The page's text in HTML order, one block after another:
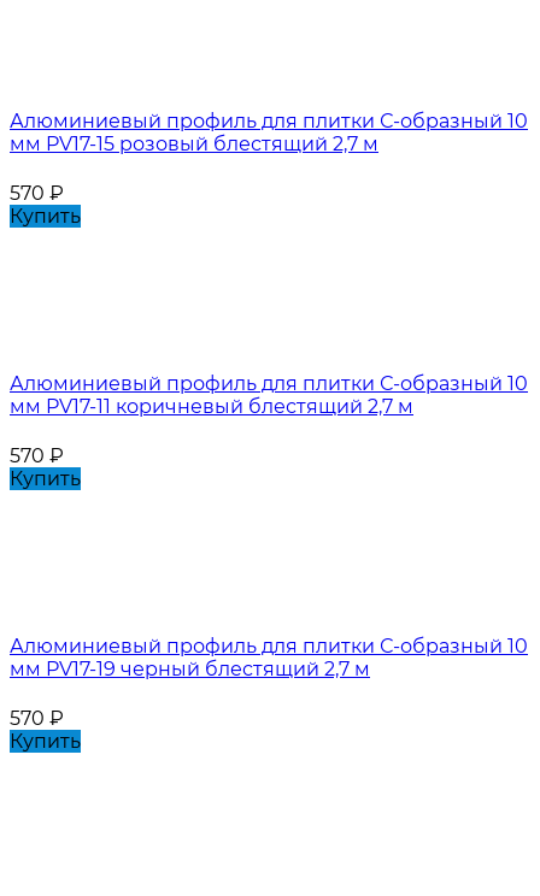
Алюминиевый профиль для плитки С-образный 10
мм PV17-15 розовый блестящий 2,7 м
570 ₽
Купить
Алюминиевый профиль для плитки С-образный 10
мм PV17-11 коричневый блестящий 2,7 м
570 ₽
Купить
Алюминиевый профиль для плитки С-образный 10
мм PV17-19 черный блестящий 2,7 м
570 ₽
Купить